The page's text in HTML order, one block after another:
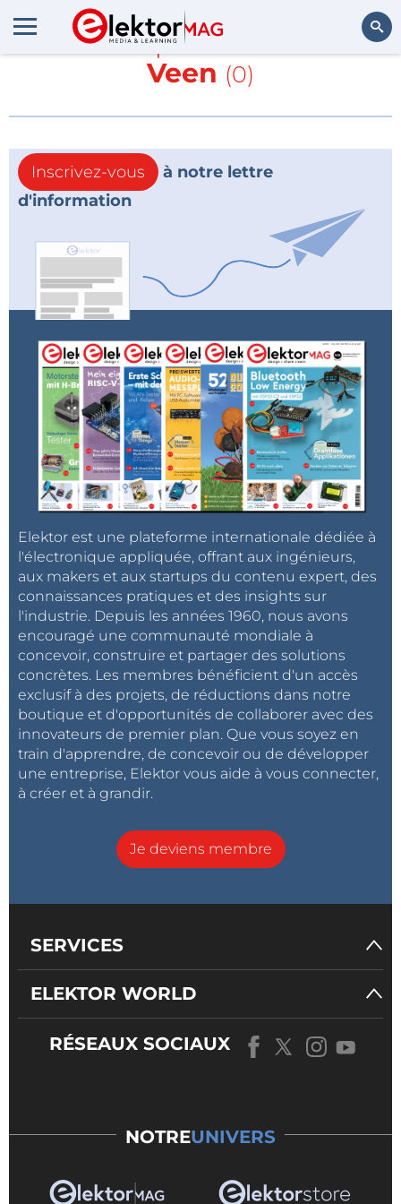
En savoir plus sur
Van der
Veen (0)
Inscrivez-vous
à notre lettre
d'information
Elektor est une plateforme internationale dédiée à
l'électronique appliquée, offrant aux ingénieurs,
aux makers et aux startups du contenu expert, des
connaissances pratiques et des insights sur
l'industrie. Depuis les années 1960, nous avons
encouragé une communauté mondiale à
concevoir, construire et partager des solutions
concrètes. Les membres bénéficient d'un accès
exclusif à des projets, de réductions dans notre
boutique et d'opportunités de collaborer avec des
innovateurs de premier plan. Que vous soyez en
train d'apprendre, de concevoir ou de développer
une entreprise, Elektor vous aide à vous connecter,
à créer et à grandir.
Je deviens membre
SERVICES
ELEKTOR WORLD
RÉSEAUX SOCIAUX
NOTREUNIVERS